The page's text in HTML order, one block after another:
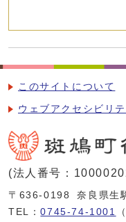
このサイトについて
ウェブアクセシビリ
(法人番号：
〒636-0198
奈良県生
TEL：0745-74-1001